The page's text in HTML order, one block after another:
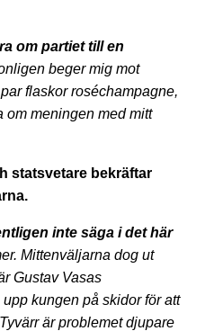
om partiet till en
beger mig mot
flaskor roséchampagne,
om meningen med mitt
statsvetare bekräftar
inte säga i det här
Mittenväljarna dog ut
Gustav Vasas
kungen på skidor för att
är problemet djupare